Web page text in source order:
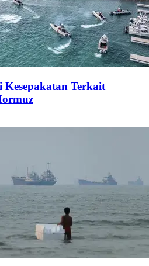
Terkait